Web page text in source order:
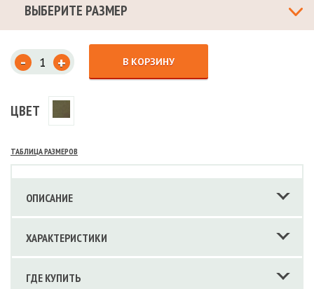
ВЫБЕРИТЕ РАЗМЕР
- + В КОРЗИНУ
ЦВЕТ
ТАБЛИЦА РАЗМЕРОВ
ОПИСАНИЕ
ХАРАКТЕРИСТИКИ
ГДЕ КУПИТЬ